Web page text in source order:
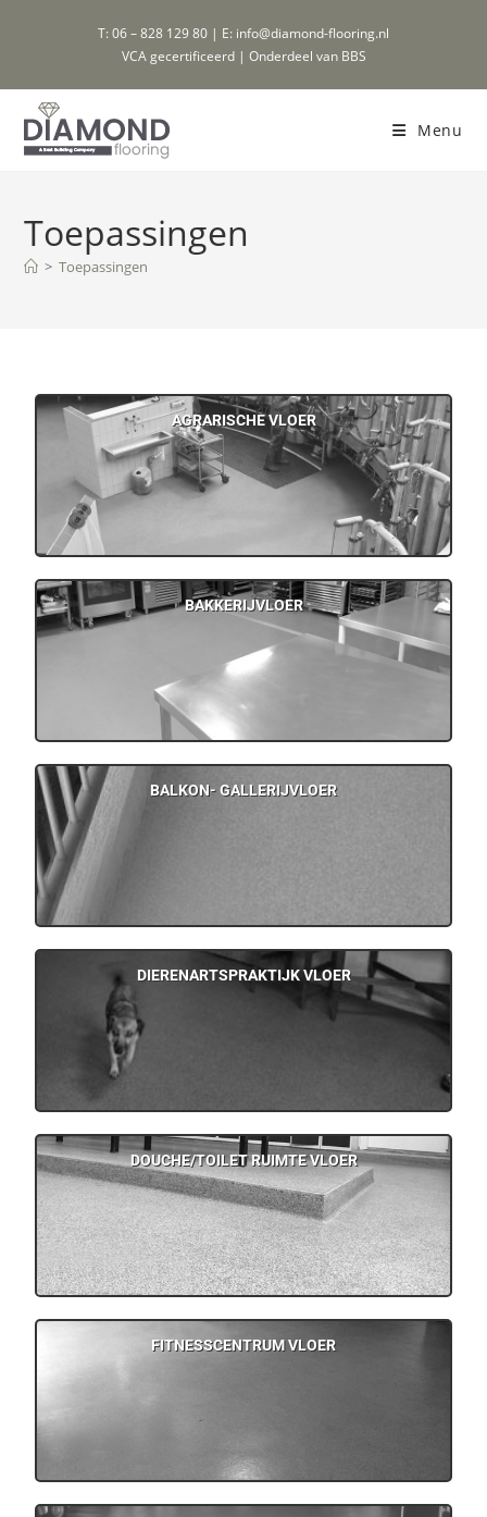
T: 06 – 828 129 80 | E: info@diamond-flooring.nl
VCA gecertificeerd | Onderdeel van BBS
Menu
Toepassingen
> Toepassingen
AGRARISCHE VLOER
BAKKERIJVLOER
BALKON- GALLERIJVLOER
DIERENARTSPRAKTIJK VLOER
DOUCHE/TOILET RUIMTE VLOER
FITNESSCENTRUM VLOER